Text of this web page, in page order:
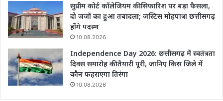
सुप्रीम कोर्ट कॉलेजियम की सिफारिश पर बड़ा फैसला,
दो जजों का हुआ तबादला; जस्टिस मोहपात्रा छत्तीसगढ़
होंगे पदस्थ
10.08.2026
Independence Day 2026: छत्तीसगढ़ में स्वतंत्रता
दिवस समारोह की तैयारी पूरी, जानिए किस जिले में
कौन फहराएगा तिरंगा
10.08.2026